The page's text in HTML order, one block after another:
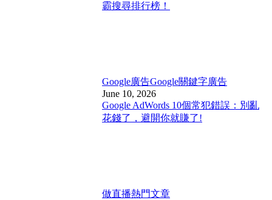
霸搜尋排行榜！
Google廣告Google關鍵字廣告
June 10, 2026
Google AdWords 10個常犯錯誤：別亂
花錢了，避開你就賺了!
做直播熱門文章